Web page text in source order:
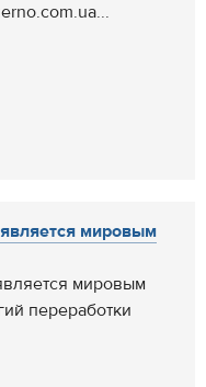
мировым
мировым
переработки